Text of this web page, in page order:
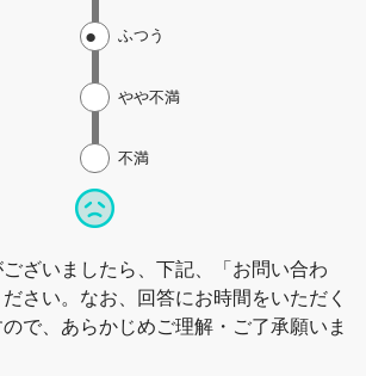
不満
やや不満
ふつう
ざいましたら、下記、「お問い合わ
さい。なお、回答にお時間をいただく
で、あらかじめご理解・ご了承願いま